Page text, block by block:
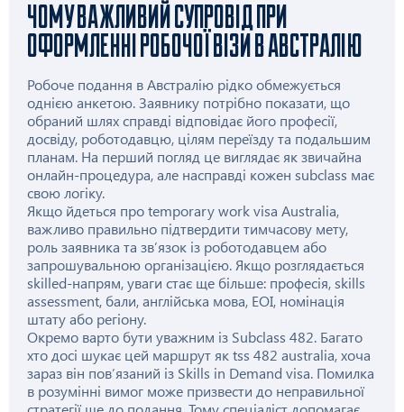
ЧОМУ ВАЖЛИВИЙ СУПРОВІД ПРИ
ОФОРМЛЕННІ РОБОЧОЇ ВІЗИ В АВСТРАЛІЮ
Робоче подання в Австралію рідко обмежується
однією анкетою. Заявнику потрібно показати, що
обраний шлях справді відповідає його професії,
досвіду, роботодавцю, цілям переїзду та подальшим
планам. На перший погляд це виглядає як звичайна
онлайн-процедура, але насправді кожен subclass має
свою логіку.
Якщо йдеться про temporary work visa Australia,
важливо правильно підтвердити тимчасову мету,
роль заявника та зв’язок із роботодавцем або
запрошувальною організацією. Якщо розглядається
skilled-напрям, уваги стає ще більше: професія, skills
assessment, бали, англійська мова, EOI, номінація
штату або регіону.
Окремо варто бути уважним із Subclass 482. Багато
хто досі шукає цей маршрут як tss 482 australia, хоча
зараз він пов’язаний із Skills in Demand visa. Помилка
в розумінні вимог може призвести до неправильної